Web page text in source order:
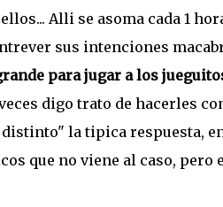
Alli se asoma cada 1
sus intenciones
para jugar a los
digo trato de hacerles
la tipica respuesta,
que no viene al caso,